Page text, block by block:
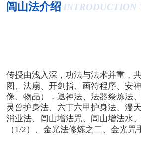
闾山法介绍 INTRODUCTION
传授由浅入深，功法与法术并重，
图、法扇、开剑指、画符程序、安
像、物品），退神法、法器祭炼法
灵兽护身法、六丁六甲护身法、漫
消业法、闾山增法咒、闾山增法水
（1/2）、金光法修炼之二、金光咒